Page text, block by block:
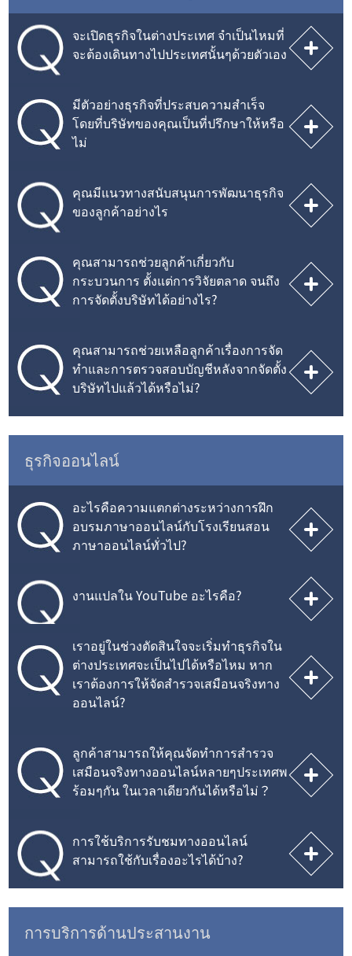
จะเปิดธุรกิจในต่างประเทศ จำเป็นไหมที่
จะต้องเดินทางไปประเทศนั้นๆด้วยตัวเอง
มีตัวอย่างธุรกิจที่ประสบความสำเร็จ
โดยที่บริษัทของคุณเป็นที่ปรึกษาให้หรือ
ไม่
คุณมีแนวทางสนับสนุนการพัฒนาธุรกิจ
ของลูกค้าอย่างไร
คุณสามารถช่วยลูกค้าเกี่ยวกับ
กระบวนการ ตั้งแต่การวิจัยตลาด จนถึง
การจัดตั้งบริษัทได้อย่างไร?
คุณสามารถช่วยเหลือลูกค้าเรื่องการจัด
ทำและการตรวจสอบบัญชีหลังจากจัดตั้ง
บริษัทไปแล้วได้หรือไม่?
ธุรกิจออนไลน์
อะไรคือความแตกต่างระหว่างการฝึก
อบรมภาษาออนไลน์กับโรงเรียนสอน
ภาษาออนไลน์ทั่วไป?
งานแปลใน YouTube อะไรคือ?
เราอยู่ในช่วงตัดสินใจจะเริ่มทำธุรกิจใน
ต่างประเทศจะเป็นไปได้หรือไหม หาก
เราต้องการให้จัดสำรวจเสมือนจริงทาง
ออนไลน์?
ลูกค้าสามารถให้คุณจัดทำการสำรวจ
เสมือนจริงทางออนไลน์หลายๆประเทศพ
ร้อมๆกัน ในเวลาเดียวกันได้หรือไม่？
การใช้บริการรับชมทางออนไลน์
สามารถใช้กับเรื่องอะไรได้บ้าง?
การบริการด้านประสานงาน